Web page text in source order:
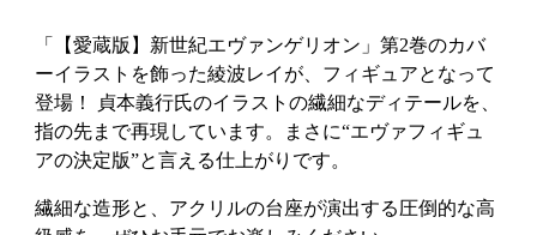
「【愛蔵版】新世紀エヴァンゲリオン」第2巻のカバ
ーイラストを飾った綾波レイが、フィギュアとなって
登場！ 貞本義行氏のイラストの繊細なディテールを、
指の先まで再現しています。まさに“エヴァフィギュ
アの決定版”と言える仕上がりです。
繊細な造形と、アクリルの台座が演出する圧倒的な高